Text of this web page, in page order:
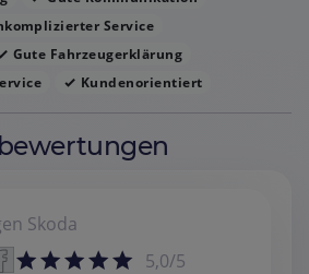
Service
Gute Fahrzeugerklärung
Kundenorientiert
Skoda
5,0/5